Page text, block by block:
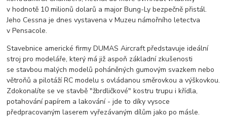
v hodnotě 10 milionů dolarů a major Bung-Ly bezpečně přistál.
Jeho Cessna je dnes vystavena v Muzeu námořního letectva
v Pensacole.
Stavebnice americké firmy DUMAS Aircraft představuje ideální
stroj pro modeláře, který má již aspoň základní zkušenosti
se stavbou malých modelů poháněných gumovým svazkem nebo
větroňů a pilotáží RC modelu s ovládanou směrovkou a výškovkou.
Zdokonalíte se ve stavbě "žbrdličkové" kostru trupu i křídla,
potahování papírem a lakování - jde to díky vysoce
předpracovaným laserem vyřezávaným dílům jako po másle.